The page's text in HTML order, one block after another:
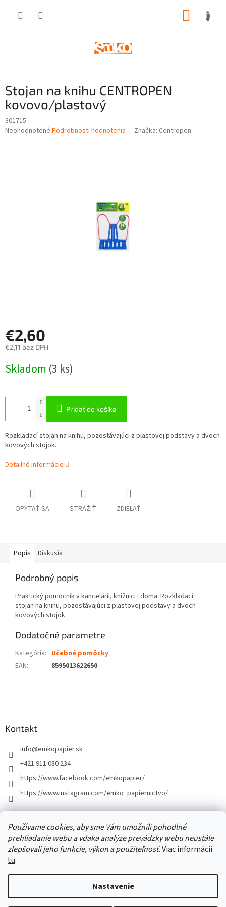
Používame cookies, aby sme Vám umožnili pohodlné
prehliadanie webu a vďaka analýze prevádzky webu neustále
zlepšovali jeho funkcie, výkon a použiteľnosť.Viac informácií
tu.
Nastavenie
Stojan na knihu CENTROPEN
kovovo/plastový
301715
Priemerné
Neohodnotené Podrobnosti hodnotenia Značka: Centropen
€2,60
€2,11 bez DPH
cena:
Skladom (3 ks)
Pridať do košíka
Rozkladací stojan na knihu, pozostávajúci z plastovej podstavy a dvoch
kovových stojok.
Detailné informácie
OPÝTAŤ SA STRÁŽIŤ ZDIEĽAŤ
Popis Diskusia
Podrobný popis
Praktický pomocník v kancelárii, knižnici i doma. Rozkladací
stojan na knihu, pozostávajúci z plastovej podstavy a dvoch
kovových stojok.
Dodatočné parametre
Kategória: Učebné pomôcky
EAN: 8595013622650
Kontakt
info@emkopapier.sk
+421 911 080 234
https://www.facebook.com/emkopapier/
https://www.instagram.com/emko_papiernictvo/
Facebook